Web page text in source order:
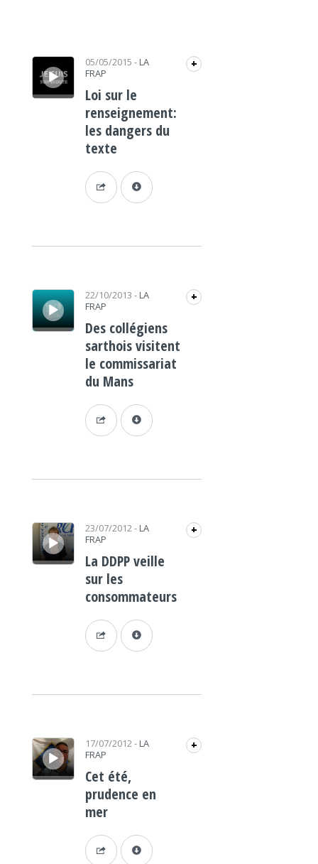
Lecteur audio 05/05/2015 - LA
FRAP
+
Loi sur le
renseignement:
les dangers du
texte
Lecteur audio 22/10/2013 - LA
FRAP
+
Des collégiens
sarthois visitent
le commissariat
du Mans
Lecteur audio 23/07/2012- LA
FRAP
+
La DDPP veille
sur les
consommateurs
Lecteur audio 17/07/2012- LA
FRAP
+
Cet été,
prudence en
mer